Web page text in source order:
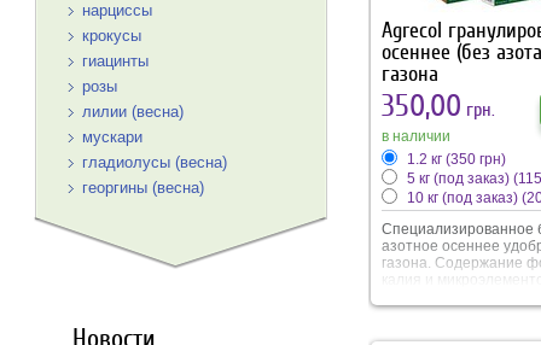
нарциссы
крокусы
гиацинты
розы
лилии (весна)
мускари
гладиолусы (весна)
георгины (весна)
Новости
Agrecol
осеннее (без
газона
350,00 грн.
в наличии
1.2 кг (350 грн)
5 кг (под заказ)
10 кг (под заказ)
Специализированное
азотное осеннее
газона. Содержание
калия и
зимнему периоду.